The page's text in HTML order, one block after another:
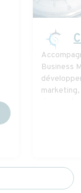
Business
de projet